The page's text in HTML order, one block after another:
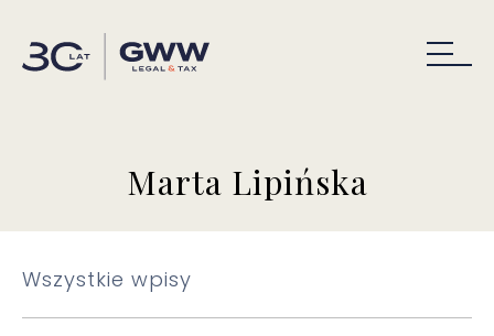
Marta Lipińska
Wszystkie wpisy